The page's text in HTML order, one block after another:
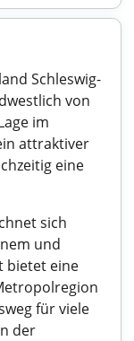
Schleswig-
von
im
attraktiver
eine
sich
und
bietet eine
für viele
der